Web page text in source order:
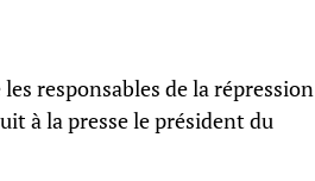
responsables de la répression
à la presse le président du